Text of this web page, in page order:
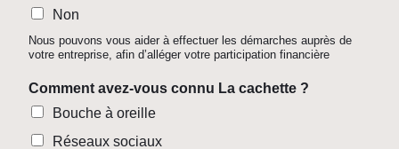
Non
Nous pouvons vous aider à effectuer les démarches auprès de
votre entreprise, afin d’alléger votre participation financière
Comment avez-vous connu La cachette ?
Bouche à oreille
Réseaux sociaux